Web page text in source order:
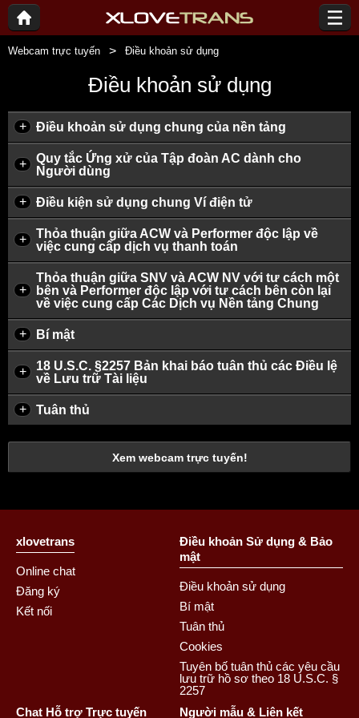
Webcam trực tuyến Điều khoản sử dụng
Điều khoản sử dụng
+ Điều khoản sử dụng chung của nền tảng
+
Quy tắc Ứng xử của Tập đoàn AC dành cho
Người dùng
+ Điều kiện sử dụng chung Ví điện tử
+
Thỏa thuận giữa ACW và Performer độc lập về
việc cung cấp dịch vụ thanh toán
+
Thỏa thuận giữa SNV và ACW NV với tư cách một
bên và Performer độc lập với tư cách bên còn lại
về việc cung cấp Các Dịch vụ Nền tảng Chung
+ Bí mật
+
18 U.S.C. §2257 Bản khai báo tuân thủ các Điều lệ
về Lưu trữ Tài liệu
+ Tuân thủ
Xem webcam trực tuyến!
xlovetrans
Online chat
Đăng ký
Kết nối
Điều khoản Sử dụng & Bảo
mật
Điều khoản sử dụng
Bí mật
Tuân thủ
Cookies
Tuyên bố tuân thủ các yêu cầu
lưu trữ hồ sơ theo 18 U.S.C. §
2257
Chat Hỗ trợ Trực tuyến
Người mẫu & Liên kết